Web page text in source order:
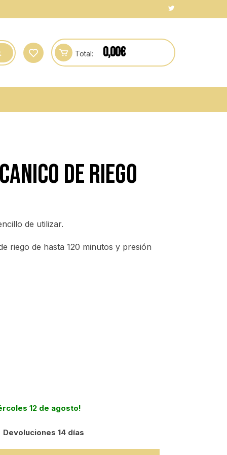
Total: 0,00€
de riego
de utilizar.
riego de hasta 120 minutos y presión
12 de agosto!
Devoluciones 14 días